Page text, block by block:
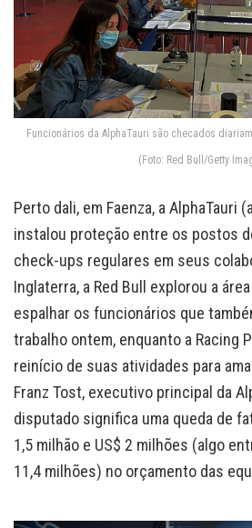
Funcionários da AlphaTauri são checados
(Foto: Red Bull/Getty
Perto dali, em Faenza, a AlphaTauri
instalou proteção entre os postos
check-ups regulares em seus
Inglaterra, a Red Bull explorou a
espalhar os funcionários que
trabalho ontem, enquanto a Racing
reinício de suas atividades para
Franz Tost, executivo principal da
disputado significa uma queda de
1,5 milhão e US$ 2 milhões (algo
11,4 milhões) no orçamento das